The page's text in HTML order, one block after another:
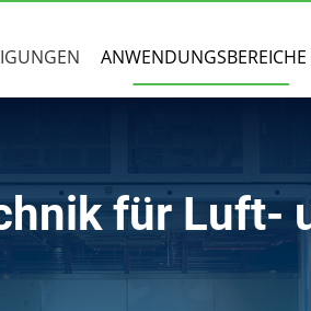
ANWENDUNGSBEREICHE
für Luft-